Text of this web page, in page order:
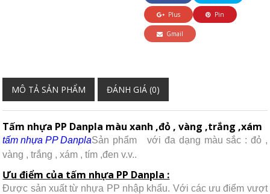
Plus Pin
Gmail
MÔ TẢ SẢN PHẨM ĐÁNH GIÁ (0)
Tấm nhựa PP Danpla màu xanh ,đỏ , vàng ,trắng ,xám
Sản phẩm
tấm nhựa PP Danpla
với đa dạng màu sắc : đỏ ,
vàng , trắng , xám , tím ,đen v.v..
Ưu điểm của tấm nhựa PP Danpla :
Được sản xuất từ nhựa PP nhập khẩu. Với các ưu điểm vượt